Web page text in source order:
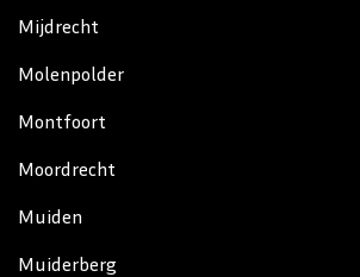
Mijdrecht
Molenpolder
Montfoort
Moordrecht
Muiden
Muiderberg